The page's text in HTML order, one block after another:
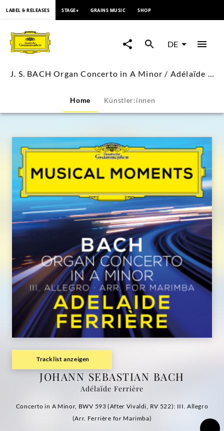
S.
BACH
Concerto
in
Minor
Adélaïde
Ferrière
Deutsche
Grammophon
LABEL & RELEASES STAGE+ GRAINS MUSIC SHOP
DE
J. S. BACH Organ Concerto in A Minor / Adélaïde Ferrière
Home Künstler:innen
Tracklist anzeigen
JOHANN SEBASTIAN BACH
Adélaïde Ferrière
Concerto in A Minor, BWV 593 (After Vivaldi, RV 522): III. Allegro
(Arr. Ferrière for Marimba)